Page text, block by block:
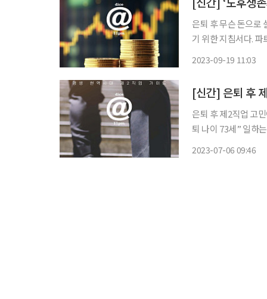
은퇴 후 무슨 돈으로
기 위한 지침서다.
2023-09-19 11:03
[신간] 은퇴 후
은퇴 후 제2직업 고
퇴 나이 73세” 일하
2023-07-06 09:46